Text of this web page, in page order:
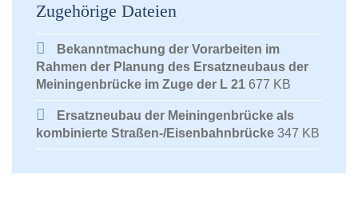
Zugehörige Dateien
Bekanntmachung der Vorarbeiten im
Rahmen der Planung des Ersatzneubaus der
Meiningenbrücke im Zuge der L 21 677 KB
Ersatzneubau der Meiningenbrücke als
kombinierte Straßen-/Eisenbahnbrücke 347 KB